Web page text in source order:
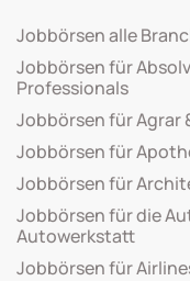
Jobbörsen alle
Jobbörsen für
Professionals
Jobbörsen für Agrar
Jobbörsen für
Jobbörsen für
Jobbörsen für die
Autowerkstatt
Jobbörsen für